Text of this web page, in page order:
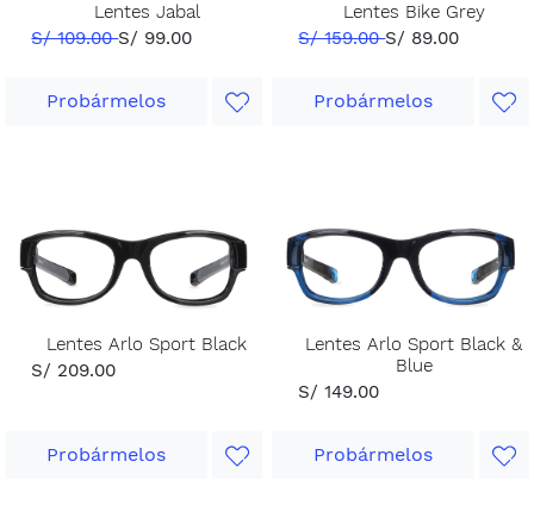
Lentes Jabal
S/ 109.00S/ 99.00
Probármelos
Lentes Bike Grey
S/ 159.00S/ 89.00
Probármelos
Lentes Arlo Sport Black
S/ 209.00
Probármelos
Lentes Arlo Sport Black &
Blue
S/ 149.00
Probármelos